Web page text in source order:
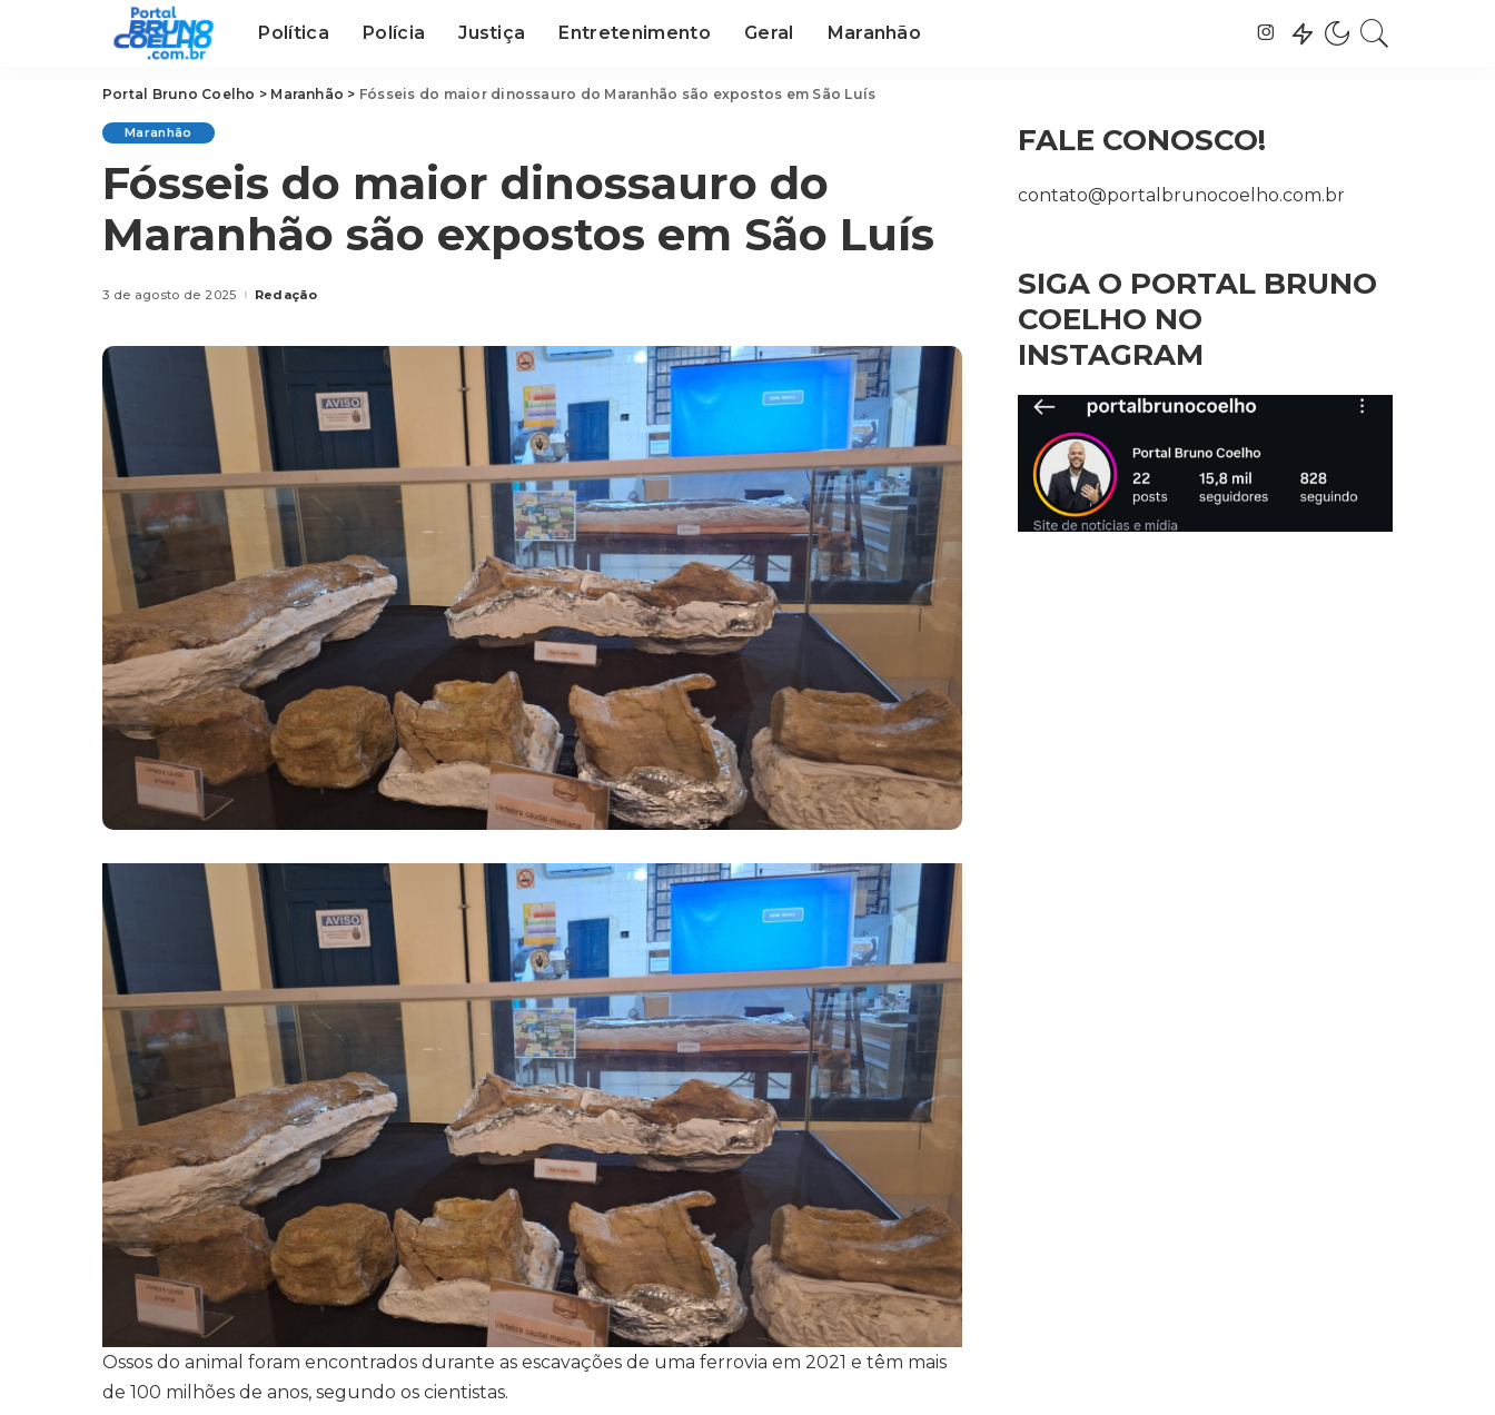
Política Polícia Justiça Entretenimento Geral Maranhão
Portal Bruno Coelho > Maranhão > Fósseis do maior dinossauro do Maranhão são expostos em São Luís
Maranhão
Fósseis do maior dinossauro do
Maranhão são expostos em São Luís
3 de agosto de 2025Posted
Redação
Ossos do animal foram encontrados durante as escavações de uma ferrovia em 2021 e têm mais
de 100 milhões de anos, segundo os cientistas.
FALE CONOSCO!
contato@portalbrunocoelho.com.br
SIGA O PORTAL BRUNO
COELHO NO
INSTAGRAM